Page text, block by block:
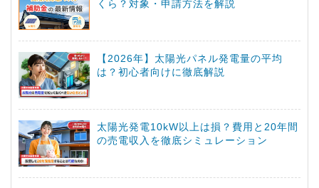
くら？対象・申請方法を解説
【2026年】太陽光パネル発電量の平均
は？初心者向けに徹底解説
太陽光発電10kW以上は損？費用と20年間
の売電収入を徹底シミュレーション